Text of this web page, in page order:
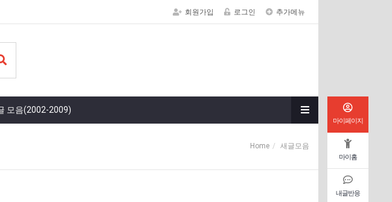
회원가입 로그인 추가메뉴
모음(2002-2009)
Home 새글모음
마이페이지
마이홈
내글반응